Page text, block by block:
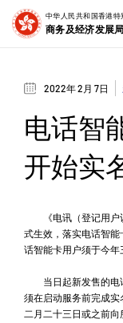
tab to navigate
2022年 2月 7日
电话智
开始实
《电讯（登记用户
式生效，落实电话智
话智能卡用户须于今年
当日起新发售的电
须在启动服务前完成
二月二十三日或之前